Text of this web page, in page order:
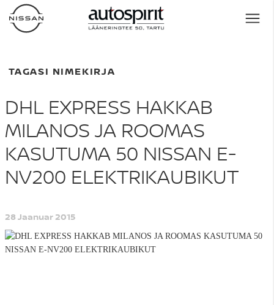
TAGASI NIMEKIRJA
DHL EXPRESS HAKKAB
MILANOS JA ROOMAS
KASUTUMA 50 NISSAN E-
NV200 ELEKTRIKAUBIKUT
28 Jaanuar 2015